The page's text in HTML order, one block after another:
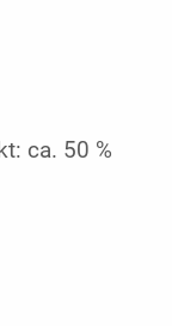
ca. 50 %